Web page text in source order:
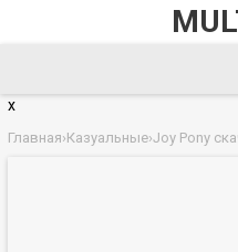
x
Главная›Казуальные›Joy Pony